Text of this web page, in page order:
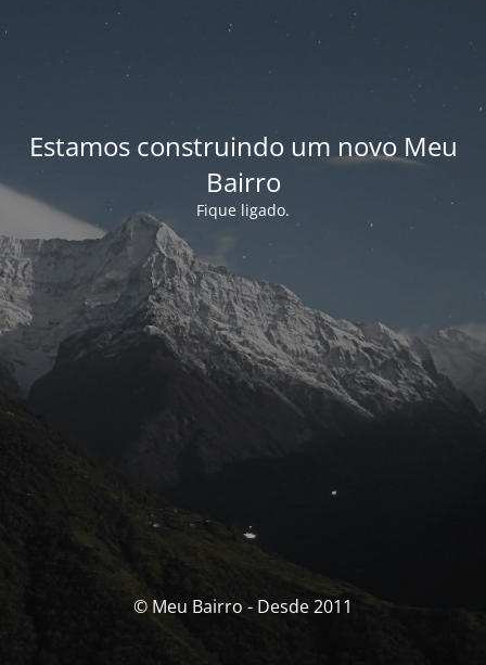
Estamos construindo um novo Meu
Bairro
Fique ligado.
© Meu Bairro - Desde 2011